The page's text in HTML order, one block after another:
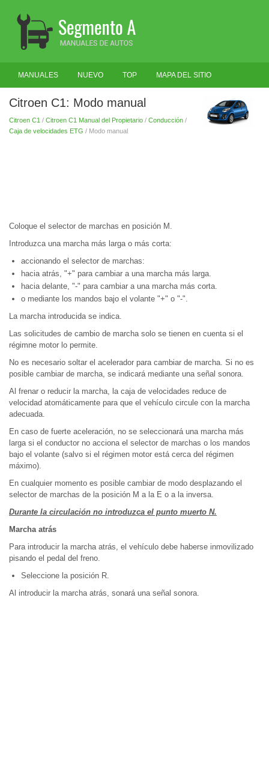
MANUALES NUEVO TOP MAPA DEL SITIO
BUSCAR
Citroen C1: Modo manual
Citroen C1 / Citroen C1 Manual del Propietario / Conducción /
Caja de velocidades ETG / Modo manual
Coloque el selector de marchas en posición M.
Introduzca una marcha más larga o más corta:
accionando el selector de marchas:
hacia atrás, "+" para cambiar a una marcha más larga.
hacia delante, "-" para cambiar a una marcha más corta.
o mediante los mandos bajo el volante "+" o "-".
La marcha introducida se indica.
Las solicitudes de cambio de marcha solo se tienen en cuenta si el
régimne motor lo permite.
No es necesario soltar el acelerador para cambiar de marcha. Si no es
posible cambiar de marcha, se indicará mediante una señal sonora.
Al frenar o reducir la marcha, la caja de velocidades reduce de
velocidad atomáticamente para que el vehículo circule con la marcha
adecuada.
En caso de fuerte aceleración, no se seleccionará una marcha más
larga si el conductor no acciona el selector de marchas o los mandos
bajo el volante (salvo si el régimen motor está cerca del régimen
máximo).
En cualquier momento es posible cambiar de modo desplazando el
selector de marchas de la posición M a la E o a la inversa.
Durante la circulación no introduzca el punto muerto N.
Marcha atrás
Para introducir la marcha atrás, el vehículo debe haberse inmovilizado
pisando el pedal del freno.
Seleccione la posición R.
Al introducir la marcha atrás, sonará una señal sonora.